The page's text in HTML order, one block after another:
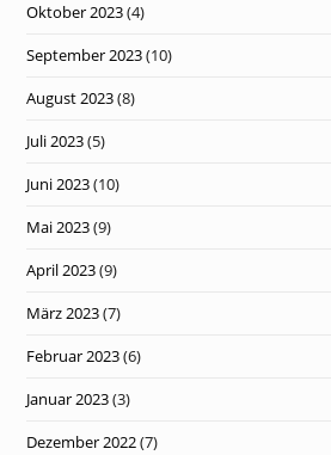
Oktober 2023(4)
September 2023(10)
August 2023(8)
Juli 2023(5)
Juni 2023(10)
Mai 2023(9)
April 2023(9)
März 2023(7)
Februar 2023(6)
Januar 2023(3)
Dezember 2022(7)